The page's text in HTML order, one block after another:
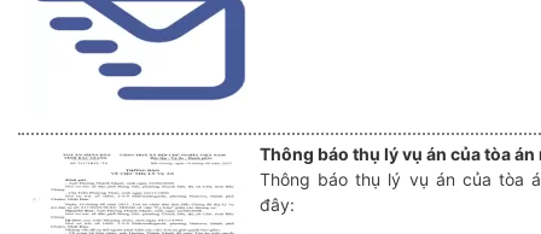
Thông báo thụ lý vụ án của tòa
Thông báo thụ lý vụ án của tòa
đây: